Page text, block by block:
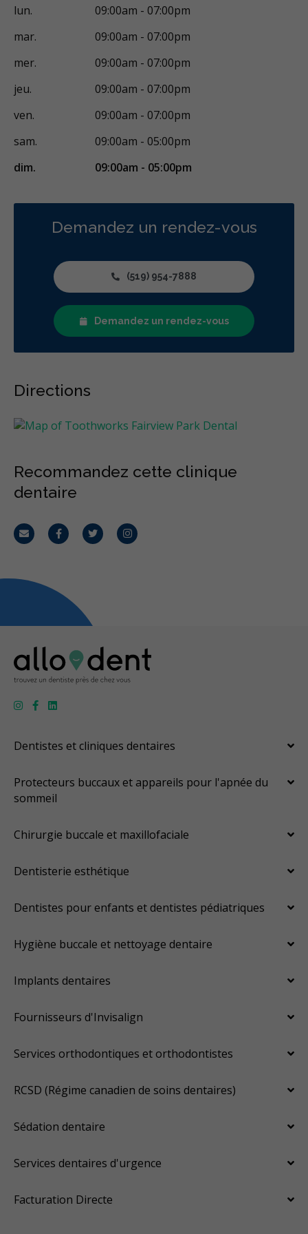
lun.
09:00am - 07:00pm
mar.
09:00am - 07:00pm
mer.
09:00am - 07:00pm
jeu.
09:00am - 07:00pm
ven.
09:00am - 07:00pm
sam.
09:00am - 05:00pm
dim.
09:00am - 05:00pm
Demandez un rendez-vous
(519) 954-7888
Demandez un rendez-vous
Directions
Recommandez cette clinique
dentaire
CourrielFacebookTwitterInstagram
Dentistes et cliniques dentaires
Protecteurs buccaux et appareils pour l'apnée du
sommeil
Chirurgie buccale et maxillofaciale
Dentisterie esthétique
Dentistes pour enfants et dentistes pédiatriques
Hygiène buccale et nettoyage dentaire
Implants dentaires
Fournisseurs d'Invisalign
Services orthodontiques et orthodontistes
RCSD (Régime canadien de soins dentaires)
Sédation dentaire
Services dentaires d'urgence
Facturation Directe